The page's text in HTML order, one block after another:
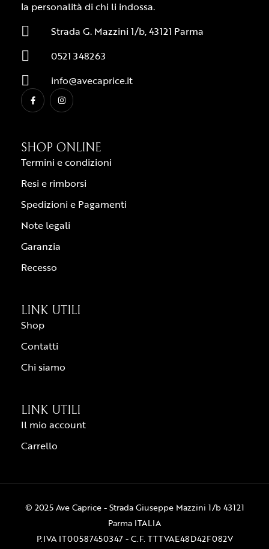
la personalità di chi li indossa.
Strada G. Mazzini 1/b, 43121 Parma
0521 348263
info@avecaprice.it
SHOP ONLINE
Termini e condizioni
Resi e rimborsi
Spedizioni e Pagamenti
Note legali
Garanzia
Recesso
LINK UTILI
Shop
Contatti
Chi siamo
LINK UTILI
Il mio account
Carrello
© 2025 Ave Caprice - Strada Giuseppe Mazzini 1/b 43121
Parma ITALIA
P.IVA IT00587450347 - C.F. TTTVAE48D42F082V